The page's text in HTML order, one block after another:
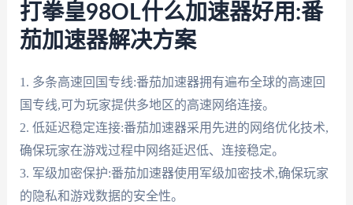
打拳皇98OL什么加速器好用:番
茄加速器解决方案
1. 多条高速回国专线:番茄加速器拥有遍布全球的高速回
国专线,可为玩家提供多地区的高速网络连接。
2. 低延迟稳定连接:番茄加速器采用先进的网络优化技术,
确保玩家在游戏过程中网络延迟低、连接稳定。
3. 军级加密保护:番茄加速器使用军级加密技术,确保玩家
的隐私和游戏数据的安全性。